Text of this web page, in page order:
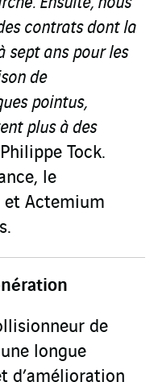
contrats dont la
sept ans pour les
de
pointus,
plus à des
Tock.
le
et Actemium
de
longue
d’amélioration